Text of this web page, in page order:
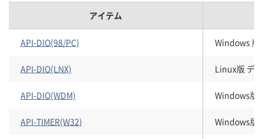
アイテム
API-DIO(98/PC) Windows 版
API-DIO(LNX) Linux版 デ
API-DIO(WDM) Windows版
API-TIMER(W32) Windows版